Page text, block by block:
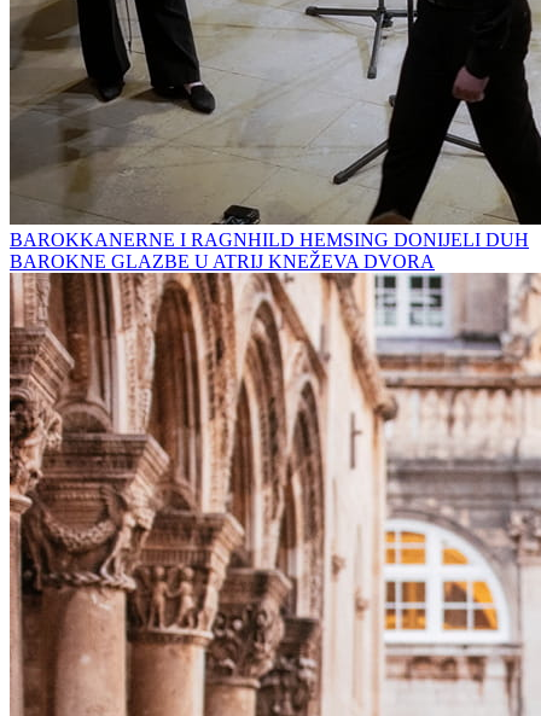
BAROKKANERNE I RAGNHILD HEMSING DONIJELI DUH
BAROKNE GLAZBE U ATRIJ KNEŽEVA DVORA